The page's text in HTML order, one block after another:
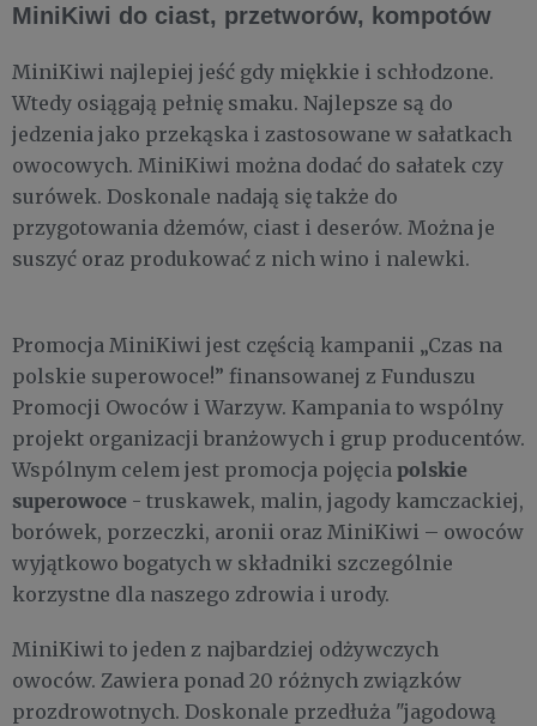
MiniKiwi do ciast, przetworów, kompotów
MiniKiwi najlepiej jeść gdy miękkie i schłodzone.
Wtedy osiągają pełnię smaku. Najlepsze są do
jedzenia jako przekąska i zastosowane w sałatkach
owocowych. MiniKiwi można dodać do sałatek czy
surówek. Doskonale nadają się także do
przygotowania dżemów, ciast i deserów. Można je
suszyć oraz produkować z nich wino i nalewki.
Promocja MiniKiwi jest częścią kampanii „Czas na
polskie superowoce!” finansowanej z Funduszu
Promocji Owoców i Warzyw. Kampania to wspólny
projekt organizacji branżowych i grup producentów.
Wspólnym celem jest promocja pojęcia polskie
superowoce - truskawek, malin, jagody kamczackiej,
borówek, porzeczki, aronii oraz MiniKiwi – owoców
wyjątkowo bogatych w składniki szczególnie
korzystne dla naszego zdrowia i urody.
MiniKiwi to jeden z najbardziej odżywczych
owoców. Zawiera ponad 20 różnych związków
prozdrowotnych. Doskonale przedłuża "jagodową